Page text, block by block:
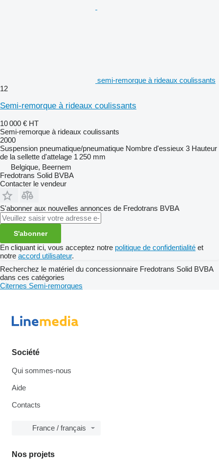
semi-remorque à rideaux coulissants
12
Semi-remorque à rideaux coulissants
10 000 € HT
Semi-remorque à rideaux coulissants
2000
Suspension pneumatique/pneumatique Nombre d'essieux 3 Hauteur
de la sellette d'attelage 1 250 mm
Belgique, Beernem
Fredotrans Solid BVBA
Contacter le vendeur
S'abonner aux nouvelles annonces de Fredotrans BVBA
S'abonner
En cliquant ici, vous acceptez notre politique de confidentialité et
notre accord utilisateur.
Recherchez le matériel du concessionnaire Fredotrans Solid BVBA
dans ces catégories
Citernes Semi-remorques
Société
Qui sommes-nous
Aide
Contacts
France / français
Nos projets